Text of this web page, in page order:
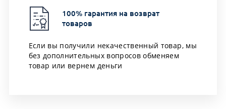
100% гарантия на возврат
товаров
Если вы получили некачественный товар, мы
без дополнительных вопросов обменяем
товар или вернем деньги